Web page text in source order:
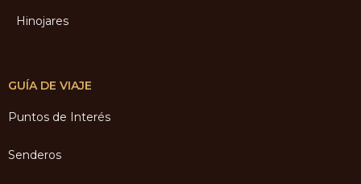
Hinojares
GUÍA DE VIAJE
Puntos de Interés
Senderos